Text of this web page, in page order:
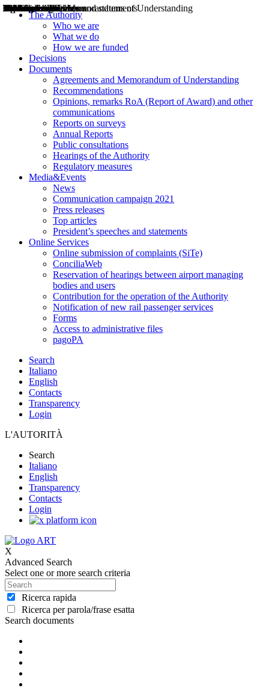
The Authority
Who we are
What we do
How we are funded
Decisions
Documents
Agreements and Memorandum of Understanding
Recommendations
Opinions, remarks RoA (Report of Award) and other
communications
Reports on surveys
Annual Reports
Public consultations
Hearings of the Authority
Regulatory measures
Media&Events
News
Communication campaign 2021
Press releases
Top articles
President’s speeches and statements
Online Services
Online submission of complaints (SiTe)
ConciliaWeb
Reservation of hearings between airport managing
bodies and users
Contribution for the operation of the Authority
Notification of new rail passenger services
Forms
Access to administrative files
pagoPA
Search
Italiano
English
Contacts
Transparency
Login
L'AUTORITÀ
Search
Italiano
English
Transparency
Contacts
Login
X
Advanced Search
Select one or more search criteria
Ricerca rapida
Ricerca per parola/frase esatta
Search documents
Decisions
Opinions
Public consultations
Hearings
Recommendations
Agreements and Memorandums of Understanding
Relazioni annuali
Misure di regolazione
News
Press Releases
Bollettini ART
Convegni ART
President’s interviews
Top articles
President’s speeches and statements
2004
2005
2010
2013
2014
2015
2016
2017
2018
2019
202
2020
2021
2022
2023
2024
2025
2026
Aereo
Marittimo
Terrestre